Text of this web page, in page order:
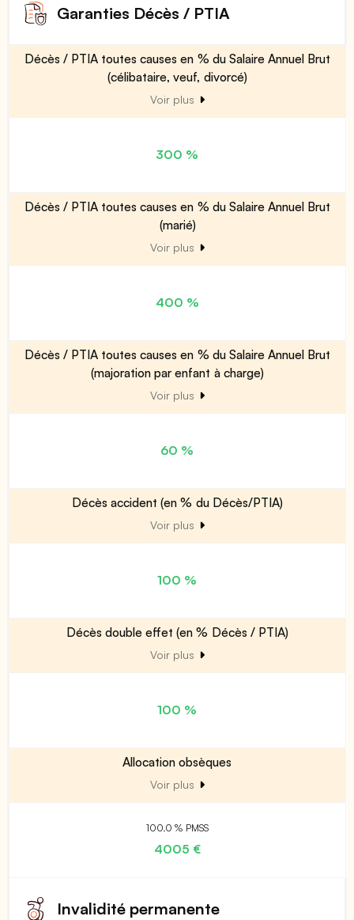
Garanties Décès / PTIA
Décès / PTIA toutes causes en % du Salaire Annuel Brut
(célibataire, veuf, divorcé)
Voir plus
300 %
Décès / PTIA toutes causes en % du Salaire Annuel Brut
(marié)
Voir plus
400 %
Décès / PTIA toutes causes en % du Salaire Annuel Brut
(majoration par enfant à charge)
Voir plus
60 %
Décès accident (en % du Décès/PTIA)
Voir plus
100 %
Décès double effet (en % Décès / PTIA)
Voir plus
100 %
Allocation obsèques
Voir plus
100.0 % PMSS
4005 €
Invalidité permanente